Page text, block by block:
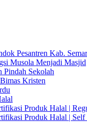
Pesantren Kab.
Musola Menjadi Masjid
Pindah Sekolah
Kristen
Produk Halal |
Produk Halal | Self